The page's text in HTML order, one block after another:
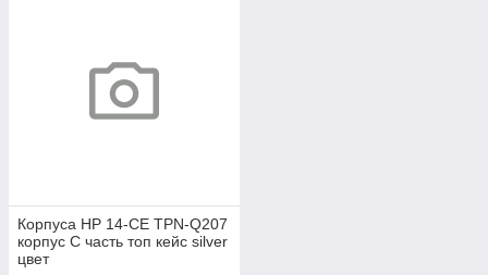
Корпуса HP 14-CE TPN-Q207
корпус C часть топ кейс silver
цвет